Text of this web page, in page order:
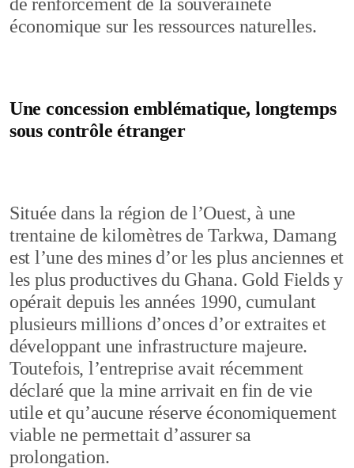
économique sur les ressources naturelles.
Une concession emblématique, longtemps
sous contrôle étranger
Située dans la région de l’Ouest, à une
trentaine de kilomètres de Tarkwa, Damang
est l’une des mines d’or les plus anciennes et
les plus productives du Ghana. Gold Fields y
opérait depuis les années 1990, cumulant
plusieurs millions d’onces d’or extraites et
développant une infrastructure majeure.
Toutefois, l’entreprise avait récemment
déclaré que la mine arrivait en fin de vie
utile et qu’aucune réserve économiquement
viable ne permettait d’assurer sa
prolongation.